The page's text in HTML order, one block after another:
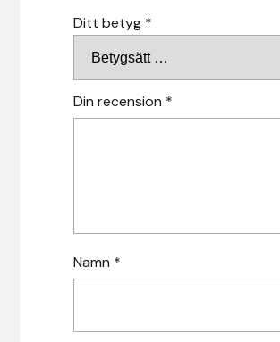
Ditt betyg *
Din recension *
Namn *
J&S Saddlery
Källquist Equestrian
Karlslund